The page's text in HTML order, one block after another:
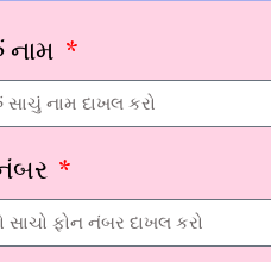
નામ